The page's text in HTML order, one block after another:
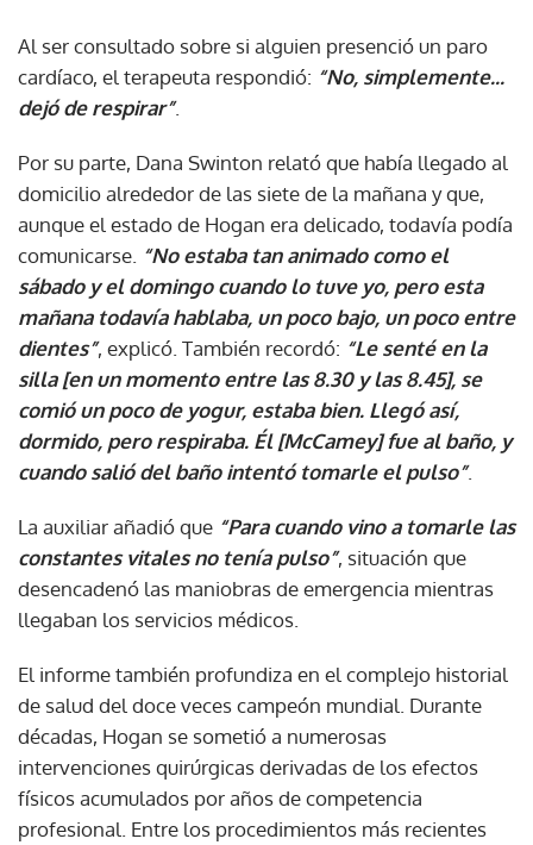
Al ser consultado sobre si alguien presenció un paro
cardíaco, el terapeuta respondió: “No, simplemente...
dejó de respirar”.
Por su parte, Dana Swinton relató que había llegado al
domicilio alrededor de las siete de la mañana y que,
aunque el estado de Hogan era delicado, todavía podía
comunicarse. “No estaba tan animado como el
sábado y el domingo cuando lo tuve yo, pero esta
mañana todavía hablaba, un poco bajo, un poco entre
dientes”, explicó. También recordó: “Le senté en la
silla [en un momento entre las 8.30 y las 8.45], se
comió un poco de yogur, estaba bien. Llegó así,
dormido, pero respiraba. Él [McCamey] fue al baño, y
cuando salió del baño intentó tomarle el pulso”.
La auxiliar añadió que “Para cuando vino a tomarle las
constantes vitales no tenía pulso”, situación que
desencadenó las maniobras de emergencia mientras
llegaban los servicios médicos.
El informe también profundiza en el complejo historial
de salud del doce veces campeón mundial. Durante
décadas, Hogan se sometió a numerosas
intervenciones quirúrgicas derivadas de los efectos
físicos acumulados por años de competencia
profesional. Entre los procedimientos más recientes